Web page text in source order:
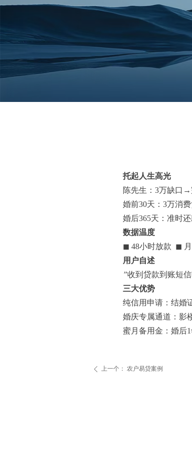
ꄴ 上一个： 农户易贷案例
托起人生高光
陈先生：3万缺口→
婚前30天：3万消
婚后365天：
数据温度
◼ 48小时放款 ◼
用户自述
”收到贷款到账短
三大优势
纯信用申请：结婚
婚庆专属通道：影
蜜月备用金：婚后